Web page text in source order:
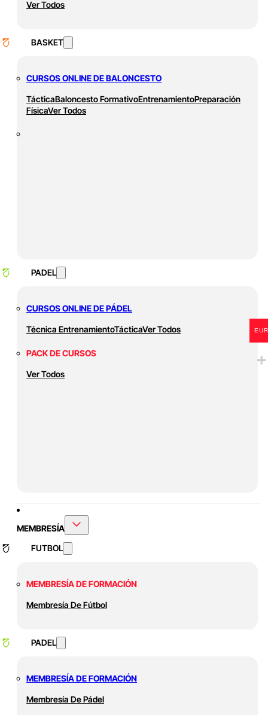
Ver Todos
BASKET
CURSOS ONLINE DE BALONCESTO
TácticaBaloncesto FormativoEntrenamientoPreparación
FísicaVer Todos
PADEL
CURSOS ONLINE DE PÁDEL
Técnica EntrenamientoTácticaVer Todos
PACK DE CURSOS
Ver Todos
MEMBRESÍA
FUTBOL
MEMBRESÍA DE FORMACIÓN
Membresía De Fútbol
PADEL
MEMBRESÍA DE FORMACIÓN
Membresía De Pádel
EUR